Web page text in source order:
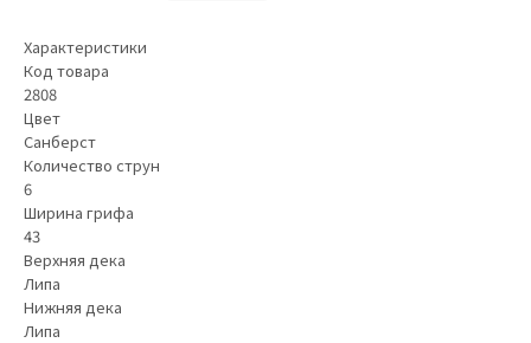
Характеристики
Код товара
2808
Цвет
Санберст
Количество струн
6
Ширина грифа
43
Верхняя дека
Липа
Нижняя дека
Липа